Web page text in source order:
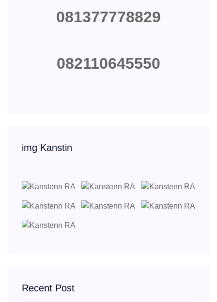
081377778829
082110645550
img Kanstin
Recent Post